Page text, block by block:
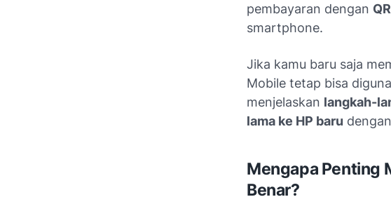
pembayaran dengan
smartphone.
Jika kamu baru saja
Mobile tetap bisa
menjelaskan langkah-
lama ke HP baru
Mengapa Penting
Benar?